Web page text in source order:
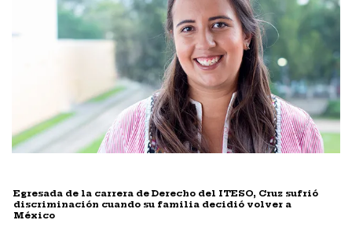
Egresada de la carrera de Derecho del ITESO, Cruz sufrió
discriminación cuando su familia decidió volver a
México